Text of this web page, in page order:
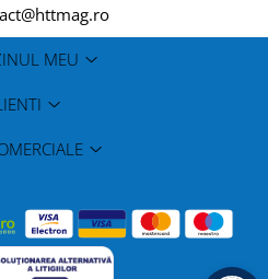
MEU